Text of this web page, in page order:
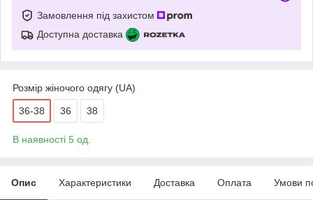
Замовлення під захистом
Доступна доставка
Розмір жіночого одягу (UA)
36-38 36 38
В наявності 5 од.
Опис Характеристики Доставка Оплата Умови